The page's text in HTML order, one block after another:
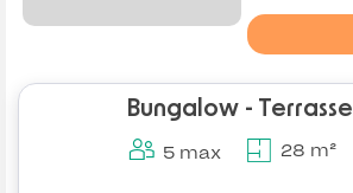
Bungalow - Terrasse
5 max 28 m²